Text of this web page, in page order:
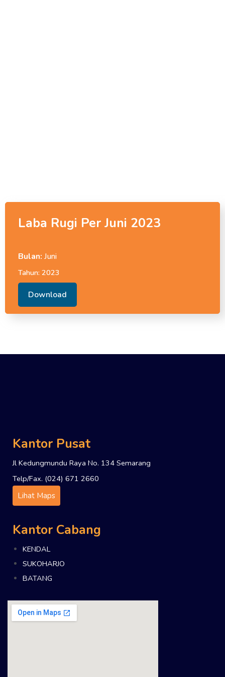
Laba Rugi Per Juni 2023
Bulan: Juni
Tahun: 2023
Download
Kantor Pusat
Jl Kedungmundu Raya No. 134 Semarang
Telp/Fax. (024) 671 2660
Lihat Maps
Kantor Cabang
KENDAL
SUKOHARJO
BATANG